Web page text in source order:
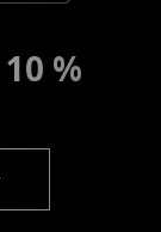
10 %